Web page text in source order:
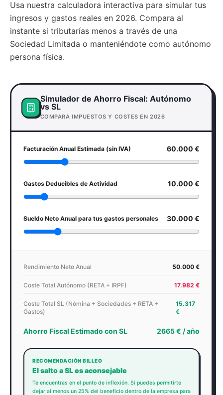
Usa nuestra calculadora interactiva para simular tus
ingresos y gastos reales en 2026. Compara al
instante si tributarías menos a través de una
Sociedad Limitada o manteniéndote como autónomo
persona física.
Simulador de Ahorro Fiscal: Autónomo
vs SL
COMPARA IMPUESTOS Y COSTES EN 2026
Facturación Anual Estimada (sin IVA) 60.000 €
Gastos Deducibles de Actividad 10.000 €
Sueldo Neto Anual para tus gastos personales 30.000 €
Rendimiento Neto Anual 50.000 €
Coste Total Autónomo (RETA + IRPF) 17.982 €
Coste Total SL (Nómina + Sociedades + RETA +
Gastos)
15.317
€
Ahorro Fiscal Estimado con SL 2665€ / año
RECOMENDACIÓN BILLEO
El salto a SL es aconsejable
Te encuentras en el punto de inflexión. Si puedes permitirte
dejar al menos un 25% del beneficio dentro de la empresa para